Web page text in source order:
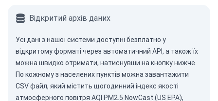
Відкритий архів даних
Усі дані з нашої системи доступні безплатно у
відкритому форматі через автоматичний API , а також їх
можна швидко отримати, натиснувши на кнопку нижче.
По кожному з населених пунктів можна завантажити
CSV файл, який містить щогодинний індекс якості
атмосферного повітря AQI PM2.5 NowCast (US EPA),